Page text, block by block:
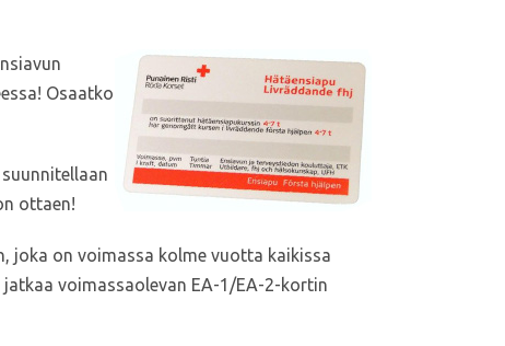
Osaatko
ottaen!
joka on voimassa kolme vuotta kaikissa
voimassaolevan EA-1/EA-2-kortin